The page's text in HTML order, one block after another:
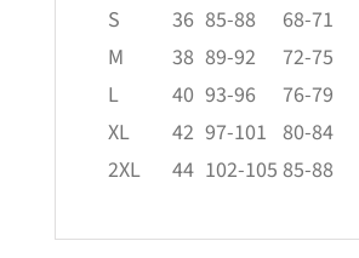
S
36 85-88 68-71
M
38 89-92 72-75
L
40 93-96 76-79
XL
42 97-101 80-84
2XL
44 102-105 85-88